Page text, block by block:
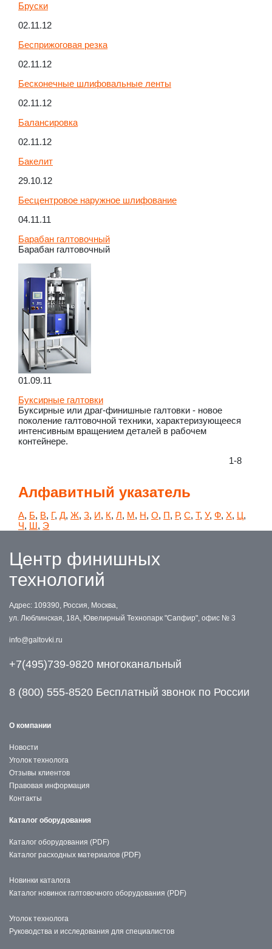
Бруски
02.11.12
Бесприжоговая резка
02.11.12
Бесконечные шлифовальные ленты
02.11.12
Балансировка
02.11.12
Бакелит
29.10.12
Бесцентровое наружное шлифование
04.11.11
Барабан галтовочный
Барабан галтовочный
01.09.11
Буксирные галтовки
Буксирные или драг-финишные галтовки - новое
поколение галтовочной техники, характеризующееся
интенсивным вращением деталей в рабочем
контейнере.
1-8
Алфавитный указатель
А, Б, В, Г, Д, Ж, З, И, К, Л, М, Н, О, П, Р, С, Т, У, Ф, Х, Ц,
Ч, Ш, Э
Центр финишных
технологий
Адрес: 109390, Россия, Москва,
ул. Люблинская, 18А, Ювелирный Технопарк "Сапфир", офис № 3
info@galtovki.ru
+7(495)739-9820 многоканальный
8 (800) 555-8520 Бесплатный звонок по России
О компании
Новости
Уголок технолога
Отзывы клиентов
Правовая информация
Контакты
Каталог оборудования
Каталог оборудования (PDF)
Каталог расходных материалов (PDF)
Новинки каталога
Каталог новинок галтовочного оборудования (PDF)
Уголок технолога
Руководства и исследования для специалистов